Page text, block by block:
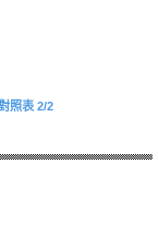
照表 2/2